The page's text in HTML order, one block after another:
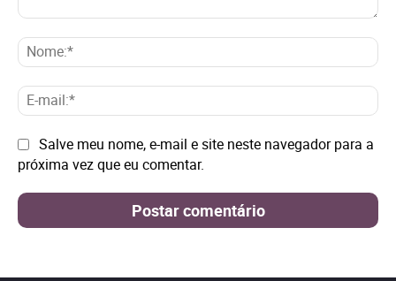
E-
Site: Salve meu nome, e-mail e site neste navegador para a
próxima vez que eu comentar.